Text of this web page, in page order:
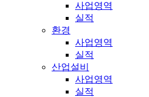
사업영역
실적
환경
사업영역
실적
산업설비
사업영역
실적